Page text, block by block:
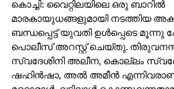
കൊച്ചി: വൈറ്റിലയിലെ ഒരു ബാറില്‍
മാരകായുധങ്ങളുമായി നടത്തിയ
ബന്ധപ്പെട്ട് യുവതി ഉള്‍പ്പെടെ മൂന്നു
പൊലീസ് അറസ്റ്റ് ചെയ്തു.
സ്വദേശിനി അലീന, കൊല്ലം
ഷഹിന്‍ഷാ, അല്‍ അമീന്‍ എന്നിവരാണ്